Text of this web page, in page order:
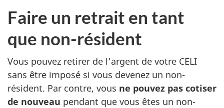
Faire un retrait en tant
que non-résident
Vous pouvez retirer de l’argent de votre CELI
sans être imposé si vous devenez un non-
résident. Par contre, vous ne pouvez pas cotiser
de nouveau pendant que vous êtes un non-